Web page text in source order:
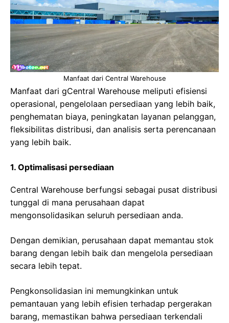
Manfaat dari Central Warehouse
Manfaat dari gCentral Warehouse meliputi efisiensi
operasional, pengelolaan persediaan yang lebih baik,
penghematan biaya, peningkatan layanan pelanggan,
fleksibilitas distribusi, dan analisis serta perencanaan
yang lebih baik.
1. Optimalisasi persediaan
Central Warehouse berfungsi sebagai pusat distribusi
tunggal di mana perusahaan dapat
mengonsolidasikan seluruh persediaan anda.
Dengan demikian, perusahaan dapat memantau stok
barang dengan lebih baik dan mengelola persediaan
secara lebih tepat.
Pengkonsolidasian ini memungkinkan untuk
pemantauan yang lebih efisien terhadap pergerakan
barang, memastikan bahwa persediaan terkendali